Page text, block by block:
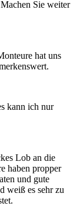
Sie weiter
hat uns
kann ich nur
Lob an die
haben propper
und gute
weiß es sehr zu